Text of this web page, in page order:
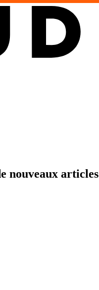
nouveaux articles